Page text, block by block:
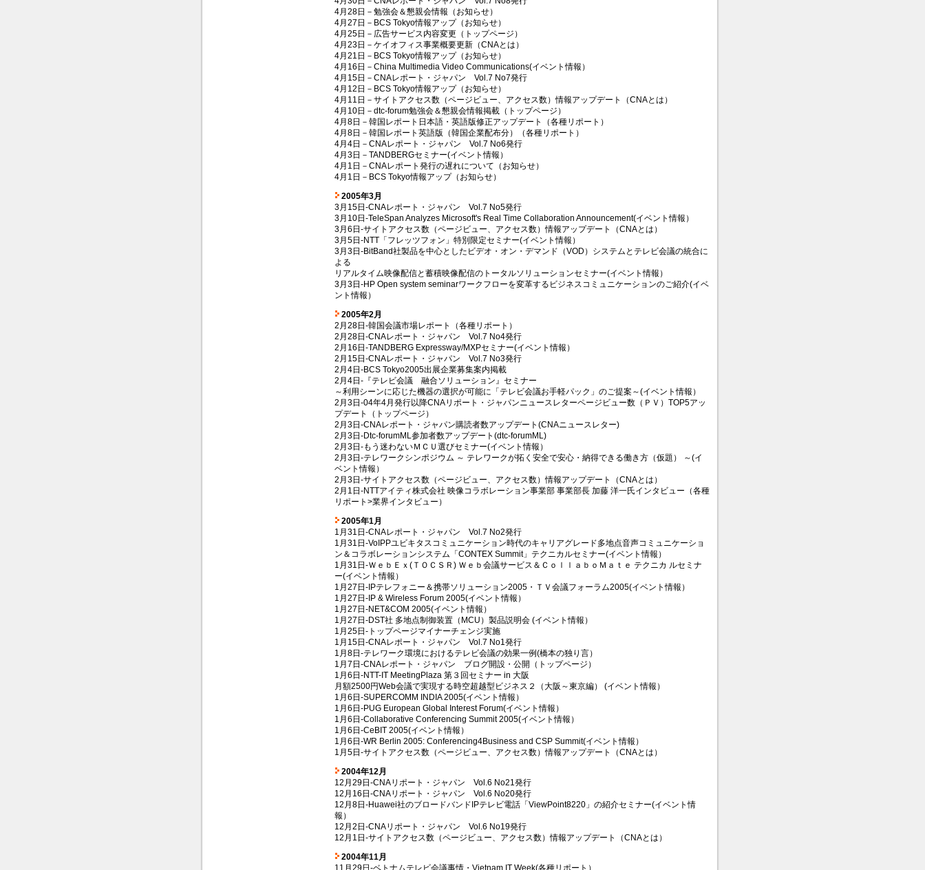
4月28日－勉強会＆懇親会情報（お知らせ）
4月27日－BCS Tokyo情報アップ（お知らせ）
4月25日－広告サービス内容変更（トップページ）
4月23日－ケイオフィス事業概要更新（CNAとは）
4月21日－BCS Tokyo情報アップ（お知らせ）
4月16日－China Multimedia Video Communications(イベント情報）
4月15日－CNAレポート・ジャパン Vol.7 No7発行
4月12日－BCS Tokyo情報アップ（お知らせ）
4月11日－サイトアクセス数（ページビュー、アクセス数）情報アップデート（CNAとは）
4月10日－dtc-forum勉強会＆懇親会情報掲載（トップページ）
4月8日－韓国レポート日本語・英語版修正アップデート（各種リポート）
4月8日－韓国レポート英語版（韓国企業配布分）（各種リポート）
4月4日－CNAレポート・ジャパン Vol.7 No6発行
4月3日－TANDBERGセミナー(イベント情報）
4月1日－CNAレポート発行の遅れについて（お知らせ）
4月1日－BCS Tokyo情報アップ（お知らせ）
2005年3月
3月15日-CNAレポート・ジャパン Vol.7 No5発行
3月10日-TeleSpan Analyzes Microsoft's Real Time Collaboration Announcement(イベント情報）
3月6日-サイトアクセス数（ページビュー、アクセス数）情報アップデート（CNAとは）
3月5日-NTT「フレッツフォン」特別限定セミナー(イベント情報）
3月3日-BitBand社製品を中心としたビデオ・オン・デマンド（VOD）システムとテレビ会議の統合に
よる
リアルタイム映像配信と蓄積映像配信のトータルソリューションセミナー(イベント情報）
3月3日-HP Open system seminarワークフローを変革するビジネスコミュニケーションのご紹介(イベ
ント情報）
2005年2月
2月28日-韓国会議市場レポート（各種リポート）
2月28日-CNAレポート・ジャパン Vol.7 No4発行
2月16日-TANDBERG Expressway/MXPセミナー(イベント情報）
2月15日-CNAレポート・ジャパン Vol.7 No3発行
2月4日-BCS Tokyo2005出展企業募集案内掲載
2月4日-『テレビ会議 融合ソリューション』セミナー
～利用シーンに応じた機器の選択が可能に「テレビ会議お手軽パック」のご提案～(イベント情報）
2月3日-04年4月発行以降CNAリポート・ジャパンニュースレターページビュー数（ＰＶ）TOP5アッ
プデート（トップページ）
2月3日-CNAレポート・ジャパン購読者数アップデート(CNAニュースレター)
2月3日-Dtc-forumML参加者数アップデート(dtc-forumML)
2月3日-もう迷わないＭＣＵ選びセミナー(イベント情報）
2月3日-テレワークシンポジウム ～ テレワークが拓く安全で安心・納得できる働き方（仮題） ～(イ
ベント情報）
2月3日-サイトアクセス数（ページビュー、アクセス数）情報アップデート（CNAとは）
2月1日-NTTアイティ株式会社 映像コラボレーション事業部 事業部長 加藤 洋一氏インタビュー（各種
リポート>業界インタビュー）
2005年1月
1月31日-CNAレポート・ジャパン Vol.7 No2発行
1月31日-VoIPPユビキタスコミュニケーション時代のキャリアグレード多地点音声コミュニケーショ
ン＆コラボレーションシステム「CONTEX Summit」テクニカルセミナー(イベント情報）
1月31日-ＷｅｂＥｘ(ＴＯＣＳＲ) Ｗｅｂ会議サービス＆ＣｏｌｌａｂｏＭａｔｅ テクニカ ルセミナ
ー(イベント情報）
1月27日-IPテレフォニー＆携帯ソリューション2005・ＴＶ会議フォーラム2005(イベント情報）
1月27日-IP & Wireless Forum 2005(イベント情報）
1月27日-NET&COM 2005(イベント情報）
1月27日-DST社 多地点制御装置（MCU）製品説明会 (イベント情報）
1月25日-トップページマイナーチェンジ実施
1月15日-CNAレポート・ジャパン Vol.7 No1発行
1月8日-テレワーク環境におけるテレビ会議の効果一例(橋本の独り言）
1月7日-CNAレポート・ジャパン ブログ開設・公開（トップページ）
1月6日-NTT-IT MeetingPlaza 第３回セミナー in 大阪
月額2500円Web会議で実現する時空超越型ビジネス２（大阪～東京編） (イベント情報）
1月6日-SUPERCOMM INDIA 2005(イベント情報）
1月6日-PUG European Global Interest Forum(イベント情報）
1月6日-Collaborative Conferencing Summit 2005(イベント情報）
1月6日-CeBIT 2005(イベント情報）
1月6日-WR Berlin 2005: Conferencing4Business and CSP Summit(イベント情報）
1月5日-サイトアクセス数（ページビュー、アクセス数）情報アップデート（CNAとは）
2004年12月
12月29日-CNAリポート・ジャパン Vol.6 No21発行
12月16日-CNAリポート・ジャパン Vol.6 No20発行
12月8日-Huawei社のブロードバンドIPテレビ電話「ViewPoint8220」の紹介セミナー(イベント情
報）
12月2日-CNAリポート・ジャパン Vol.6 No19発行
12月1日-サイトアクセス数（ページビュー、アクセス数）情報アップデート（CNAとは）
2004年11月
11月29日-ベトナムテレビ会議事情・Vietnam IT Week(各種リポート）